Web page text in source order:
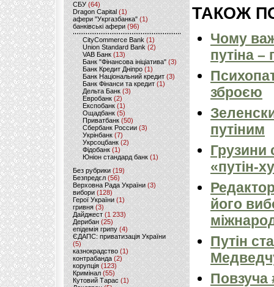
CБУ (64)
Dragon Capital (1)
афери "Укргазбанка" (1)
банківські афери (96)
CityCommerce Bank (1)
Union Standard Bank (2)
VAB Банк (13)
Банк "Фінансова ініціатива" (3)
Банк Кредит Дніпро (1)
Банк Національний кредит (3)
Банк Фінанси та кредит (1)
Дельта Банк (3)
Евробанк(2)
Експобанк (1)
Ощадбанк(5)
Приватбанк (50)
Сбербанк России (3)
Укрінбанк(7)
Укрсоцбанк (2)
Фідобанк (1)
Юніон стандард банк(1)
Без рубрики (19)
Безпредєл(56)
Верховна Рада України (3)
вибори(128)
Герої України(1)
гривня (3)
Дайджест (1 233)
Дерибан (25)
епідемія грипу (4)
ЄДАПС: приватизація України
(5)
казнокрадство (1)
контрабанда (2)
корупція (123)
Кримінал (55)
Кутовий Тарас (1)
ТАКОЖ
Чому
путіна –
зброєю
путіним
Грузини
«путін-
його
Путін
Повзуча